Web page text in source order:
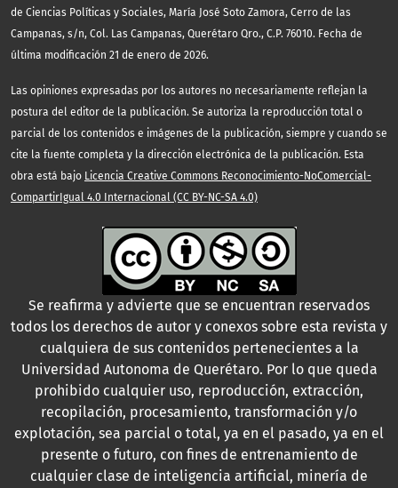
de Ciencias Políticas y Sociales, María José Soto Zamora, Cerro de las
Campanas, s/n, Col. Las Campanas, Querétaro Qro., C.P. 76010. Fecha de
última modificación 21 de enero de 2026.
Las opiniones expresadas por los autores no necesariamente reflejan la
postura del editor de la publicación. Se autoriza la reproducción total o
parcial de los contenidos e imágenes de la publicación, siempre y cuando se
cite la fuente completa y la dirección electrónica de la publicación. Esta
obra está bajo Licencia Creative Commons Reconocimiento-NoComercial-
CompartirIgual 4.0 Internacional (CC BY-NC-SA 4.0)
Se reafirma y advierte que se encuentran reservados
todos los derechos de autor y conexos sobre esta revista y
cualquiera de sus contenidos pertenecientes a la
Universidad Autonoma de Querétaro. Por lo que queda
prohibido cualquier uso, reproducción, extracción,
recopilación, procesamiento, transformación y/o
explotación, sea parcial o total, ya en el pasado, ya en el
presente o futuro, con fines de entrenamiento de
cualquier clase de inteligencia artificial, minería de